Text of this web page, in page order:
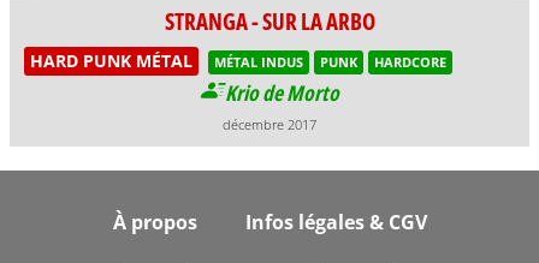
STRANGA - SUR LA ARBO
HARD PUNK MÉTAL MÉTAL INDUS PUNK HARDCORE
Krio de Morto
décembre 2017
À propos Infos légales & CGV